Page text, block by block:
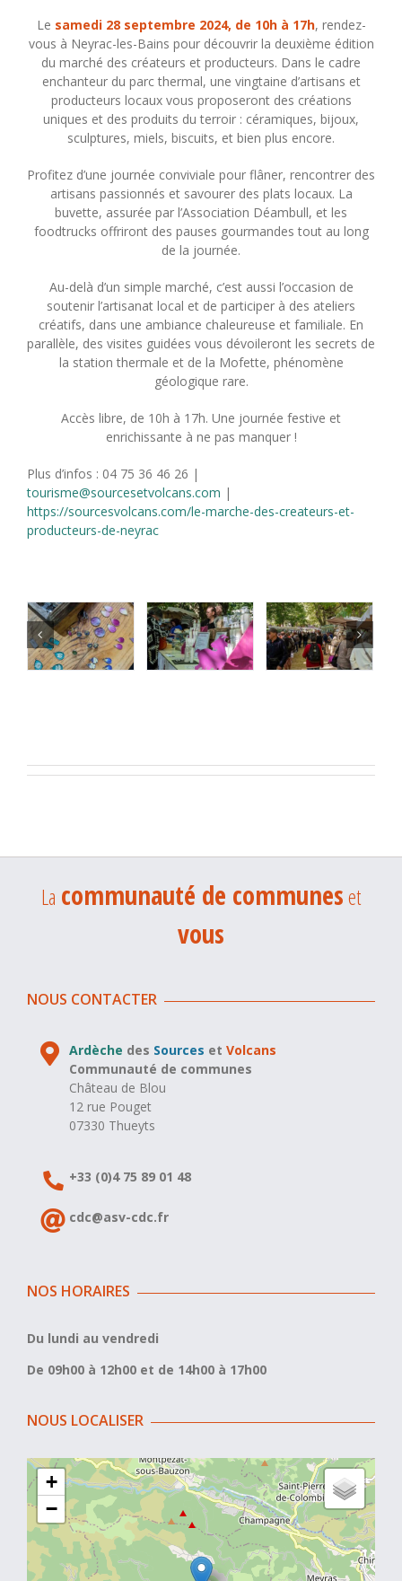
Le samedi 28 septembre 2024, de 10h à 17h, rendez-
vous à Neyrac-les-Bains pour découvrir la deuxième édition
du marché des créateurs et producteurs. Dans le cadre
enchanteur du parc thermal, une vingtaine d’artisans et
producteurs locaux vous proposeront des créations
uniques et des produits du terroir : céramiques, bijoux,
sculptures, miels, biscuits, et bien plus encore.
Profitez d’une journée conviviale pour flâner, rencontrer des
artisans passionnés et savourer des plats locaux. La
buvette, assurée par l’Association Déambull, et les
foodtrucks offriront des pauses gourmandes tout au long
de la journée.
Au-delà d’un simple marché, c’est aussi l’occasion de
soutenir l’artisanat local et de participer à des ateliers
créatifs, dans une ambiance chaleureuse et familiale. En
parallèle, des visites guidées vous dévoileront les secrets de
la station thermale et de la Mofette, phénomène
géologique rare.
Accès libre, de 10h à 17h. Une journée festive et
enrichissante à ne pas manquer !
Plus d’infos : 04 75 36 46 26 |
tourisme@sourcesetvolcans.com |
https://sourcesvolcans.com/le-marche-des-createurs-et-
producteurs-de-neyrac
La communauté de communeset
vous
NOUS CONTACTER
Ardèche des Sources etVolcans
Communauté de communes
Château de Blou
12 rue Pouget
07330 Thueyts
+33 (0)4 75 89 01 48
cdc@asv-cdc.fr
NOS HORAIRES
Du lundi au vendredi
De 09h00 à 12h00 et de 14h00 à 17h00
NOUS LOCALISER
+
−